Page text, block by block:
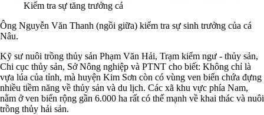
Kiểm tra sự tăng trưởng cá
Ông Nguyễn Văn Thanh (ngồi giữa) kiểm tra sự sinh trưởng của cá
Nâu.
Kỹ sư nuôi trồng thủy sản Phạm Văn Hải, Trạm kiểm ngư - thủy sản,
Chi cục thủy sản, Sở Nông nghiệp và PTNT cho biết: Không chỉ là
vựa lúa của tỉnh, mà huyện Kim Sơn còn có vùng ven biển chứa đựng
nhiều tiềm năng về thủy sản và du lịch. Các xã khu vực phía Nam,
nằm ở ven biển rộng gần 6.000 ha rất có thế mạnh về khai thác và nuôi
trồng thủy hải sản.